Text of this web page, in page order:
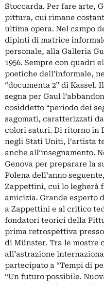
Stoccarda. Per fare arte,
pittura, cui rimane
ultima opera. Nel campo
dipinti di matrice
personale, alla Galleria
1956. Sempre con quadri
poetiche dell’informale,
“documenta 2” di Kassel.
segna per Gaul
cosiddetto “periodo dei
sagomati, caratterizzati
colori saturi. Di ritorno in
negli Stati Uniti, l’artista
anche all’insegnamento.
Genova per preparare la
Polena dell’anno
Zappettini, cui lo legherà
amicizia. Grande esperto
a Zappettini e al critico
fondatori teorici della
prima retrospettiva
di Münster. Tra le mostre
all’astrazione
partecipato a “Tempi di
“Un futuro possibile.